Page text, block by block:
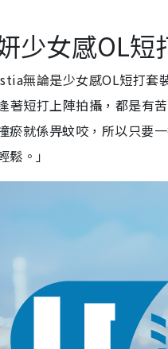
少女感OL短
無論是少女感OL短打套
著短打上陣拍攝，都是有
瘀就係畀蚊咬，所以只要
鬆。」